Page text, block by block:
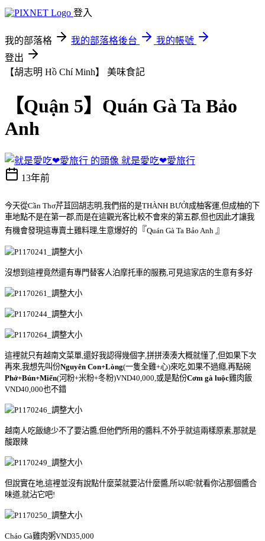
登入
我的部落格 我的部落格後台
我的帳號
登出
【胡志明 Hồ Chí Minh】 美味食記
【Quận 5】Quán Gà Ta Bảo
Anh
就是愛吃❤愛旅行
13年前
今天從Cần Thơ芹苴回胡志明,我們搭的是THÀNH BƯỞI成柚客運,但成柚的下
車地點不是在第一郡,而是在這觀光客比較不會來的第五郡,但也因此才讓我
有機會發現這專賣土雞料理,生意爆好的 『Quán Gà Ta Bảo Anh 』
沒想到這裡竟然還有專門替客人泊摩托車的服務,可見這家店的生意有多好
這裡就只有越南文菜單,還好我認得幾個字,拼拼湊湊大概就懂了,但如果下次
再來,我想先叫份Nguyên Con+Lòng(一隻全雞+心)來吃,如果不過癮,再點碗
Phở+Bún+Miến(河粉+米粉+冬粉)VND40,000,或是點份Cơm gà luộc雞肉飯
VND40,000也不錯
越南人吃飯總少不了要沾醬,但他們所用的醬料,不外乎就這兩樣原素,那就是
酸跟辣
但說實在地,這裡並沒有說點什麼菜就要沾什麼醬,所以呢!就看你沾那個醬合
味道,就沾它吧!
Cháo Gà雞肉粥VND35,000